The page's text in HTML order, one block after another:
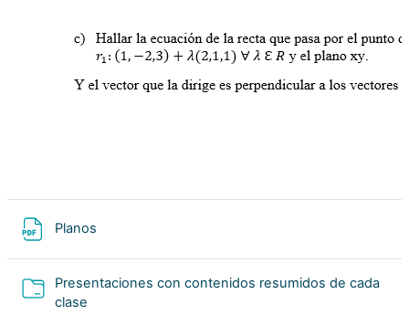
Planos
Presentaciones con contenidos resumidos de cada
clase